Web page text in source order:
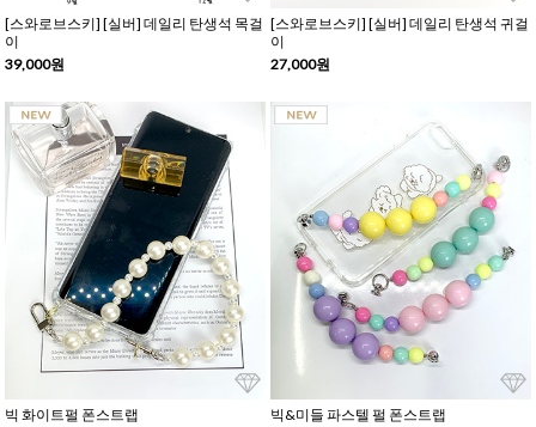
[스와로브스키] [실버] 데일리 탄생석 목걸
이
39,000원
[스와로브스키] [실버] 데일리 탄생석 귀걸
이
27,000원
빅 화이트펄 폰스트랩
빅&미들 파스텔 펄 폰스트랩